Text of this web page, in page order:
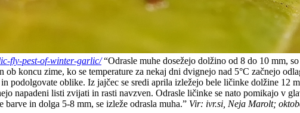
fly-pest-of-winter-garlic/ “Odrasle muhe dosežejo dolžino od 8 do 10 mm,
koncu zime, ko se temperature za nekaj dni dvignejo nad 5°C začnejo
podolgovate oblike. Iz jajčec se sredi aprila izležejo bele ličinke dolžine 12
napadeni listi zvijati in rasti navzven. Odrasle ličinke se nato pomikajo v
in dolga 5-8 mm, se izleže odrasla muha.” Vir: ivr.si, Neja Marolt;